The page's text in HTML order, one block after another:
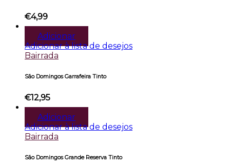
€4,99
Adicionar
Adicionar à lista de desejos
Bairrada
São Domingos Garrafeira Tinto
€12,95
Adicionar
Adicionar à lista de desejos
Bairrada
São Domingos Grande Reserva Tinto